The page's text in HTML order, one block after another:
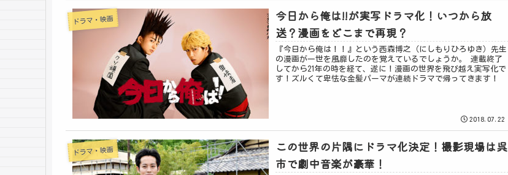
ドラマ・映画
今日から俺は!!が実写ドラマ化！いつから放
送？漫画をどこまで再現？
『今日から俺は！！』という西森博之（にしもりひろゆき）先生
の漫画が一世を風靡したのを覚えているでしょうか。 連載終了
してから21年の時を経て、遂に！漫画の世界を飛び越え実写化で
す！ズルくて卑怯な金髪パーマが連続ドラマで帰ってきます！
2018.07.22
ドラマ・映画
この世界の片隅にドラマ化決定！撮影現場は呉
市で劇中音楽が豪華！